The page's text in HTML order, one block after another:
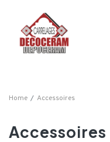
Home Accessoires
Accessoires